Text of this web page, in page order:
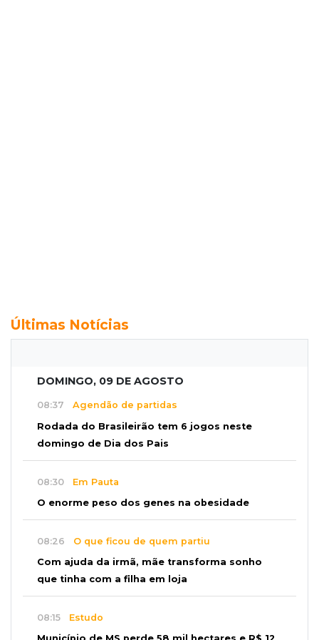
Últimas Notícias
DOMINGO, 09 DE AGOSTO
08:37 Agendão de partidas
Rodada do Brasileirão tem 6 jogos neste
domingo de Dia dos Pais
08:30 Em Pauta
O enorme peso dos genes na obesidade
08:26 O que ficou de quem partiu
Com ajuda da irmã, mãe transforma sonho
que tinha com a filha em loja
08:15 Estudo